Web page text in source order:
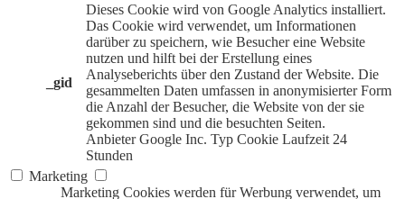
_gid
Dieses Cookie wird von Google Analytics installiert.
Das Cookie wird verwendet, um Informationen
darüber zu speichern, wie Besucher eine Website
nutzen und hilft bei der Erstellung eines
Analyseberichts über den Zustand der Website. Die
gesammelten Daten umfassen in anonymisierter Form
die Anzahl der Besucher, die Website von der sie
gekommen sind und die besuchten Seiten.
Anbieter Google Inc. Typ Cookie Laufzeit 24
Stunden
Marketing
Marketing Cookies werden für Werbung verwendet, um